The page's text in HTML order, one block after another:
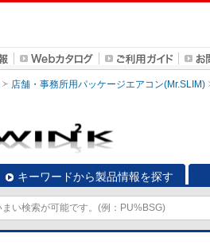
店舗・事務所用パッケージエアコン(Mr.SLIM)
キーワードから製品情報を探す